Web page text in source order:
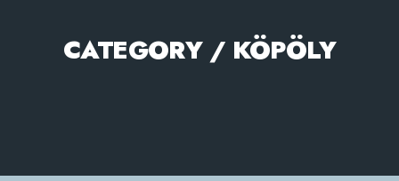
CATEGORY / KÖPÖLY